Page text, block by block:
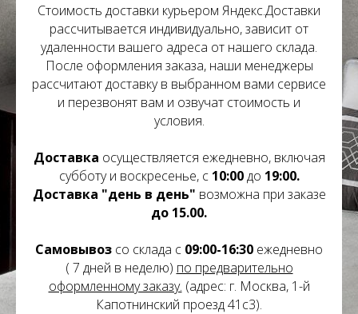
Стоимость доставки курьером Яндекс.Доставки
рассчитывается индивидуально, зависит от
удаленности вашего адреса от нашего склада.
После оформления заказа, наши менеджеры
рассчитают доставку в выбранном вами сервисе
и перезвонят вам и озвучат стоимость и
условия.
Доставка осуществляется ежедневно, включая
субботу и воскресенье, с 10:00до 19:00.
Доставка "день в день" возможна при заказе
до 15.00.
Самовывоз со склада с 09:00-16:30 ежедневно
( 7 дней в неделю) по предварительно
оформленному заказу. (адрес: г. Москва, 1-й
Капотнинский проезд 41с3).